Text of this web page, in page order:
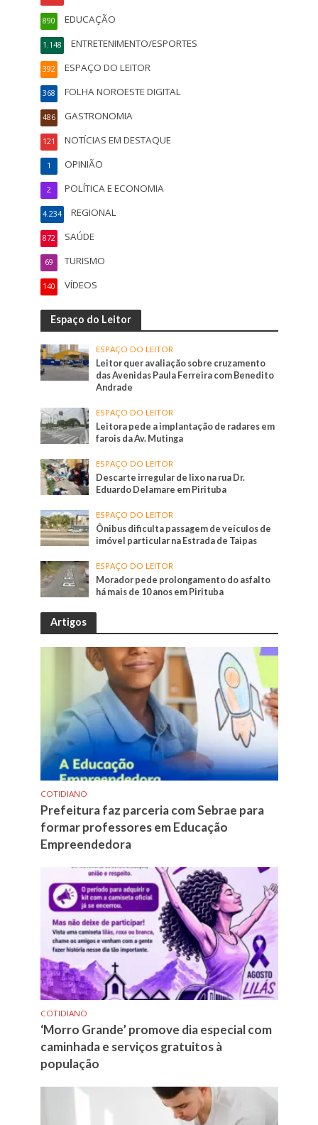
EDUCAÇÃO
890
ENTRETENIMENTO/ESPORTES
1.148
ESPAÇO DO LEITOR
392
FOLHA NOROESTE DIGITAL
368
GASTRONOMIA
486
NOTÍCIAS EM DESTAQUE
121
OPINIÃO
1
POLÍTICA E ECONOMIA
2
REGIONAL
4.234
SAÚDE
872
TURISMO
69
VÍDEOS
140
Espaço do Leitor
ESPAÇO DO LEITOR
Leitor quer avaliação sobre cruzamento
das Avenidas Paula Ferreira com Benedito
Andrade
ESPAÇO DO LEITOR
Leitora pede a implantação de radares em
farois da Av. Mutinga
ESPAÇO DO LEITOR
Descarte irregular de lixo na rua Dr.
Eduardo Delamare em Pirituba
ESPAÇO DO LEITOR
Ônibus dificulta passagem de veículos de
imóvel particular na Estrada de Taipas
ESPAÇO DO LEITOR
Morador pede prolongamento do asfalto
há mais de 10 anos em Pirituba
Artigos
COTIDIANO
Prefeitura faz parceria com Sebrae para
formar professores em Educação
Empreendedora
COTIDIANO
‘Morro Grande’ promove dia especial com
caminhada e serviços gratuitos à
população